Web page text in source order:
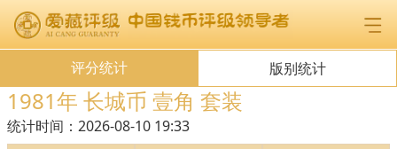
评分统计 版别统计
1981年 长城币 壹角 套装
统计时间： 2026-08-10 19:33